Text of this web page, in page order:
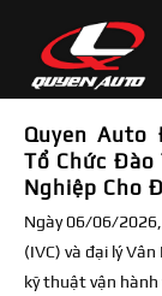
Quyen Auto
Tổ Chức Đào
Nghiệp Cho
Ngày 06/06/
(IVC) và đại lý
kỹ thuật vận